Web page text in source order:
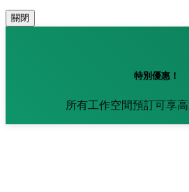
關閉
特別優惠！
所有工作空間預訂可享